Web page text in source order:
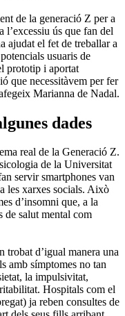
de la generació Z per a
l’excessiu ús que fan del
ajudat el fet de treballar a
usuaris de
prototip i aportat
que necessitàvem per fer
Marianna de Nadal.
dades
real de la Generació Z.
de la Universitat
servir smartphones van
les xarxes socials. Això
d’insomni que, a la
de salut mental com
trobat d’igual manera una
amb símptomes no tan
la impulsivitat,
Hospitals com el
ja reben consultes de